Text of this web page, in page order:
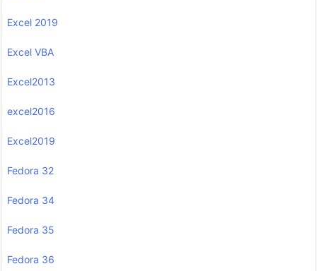
Excel 2019
Excel VBA
Excel2013
excel2016
Excel2019
Fedora 32
Fedora 34
Fedora 35
Fedora 36